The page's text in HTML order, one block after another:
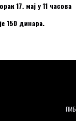
17. мај у 11 часова
150 динара.